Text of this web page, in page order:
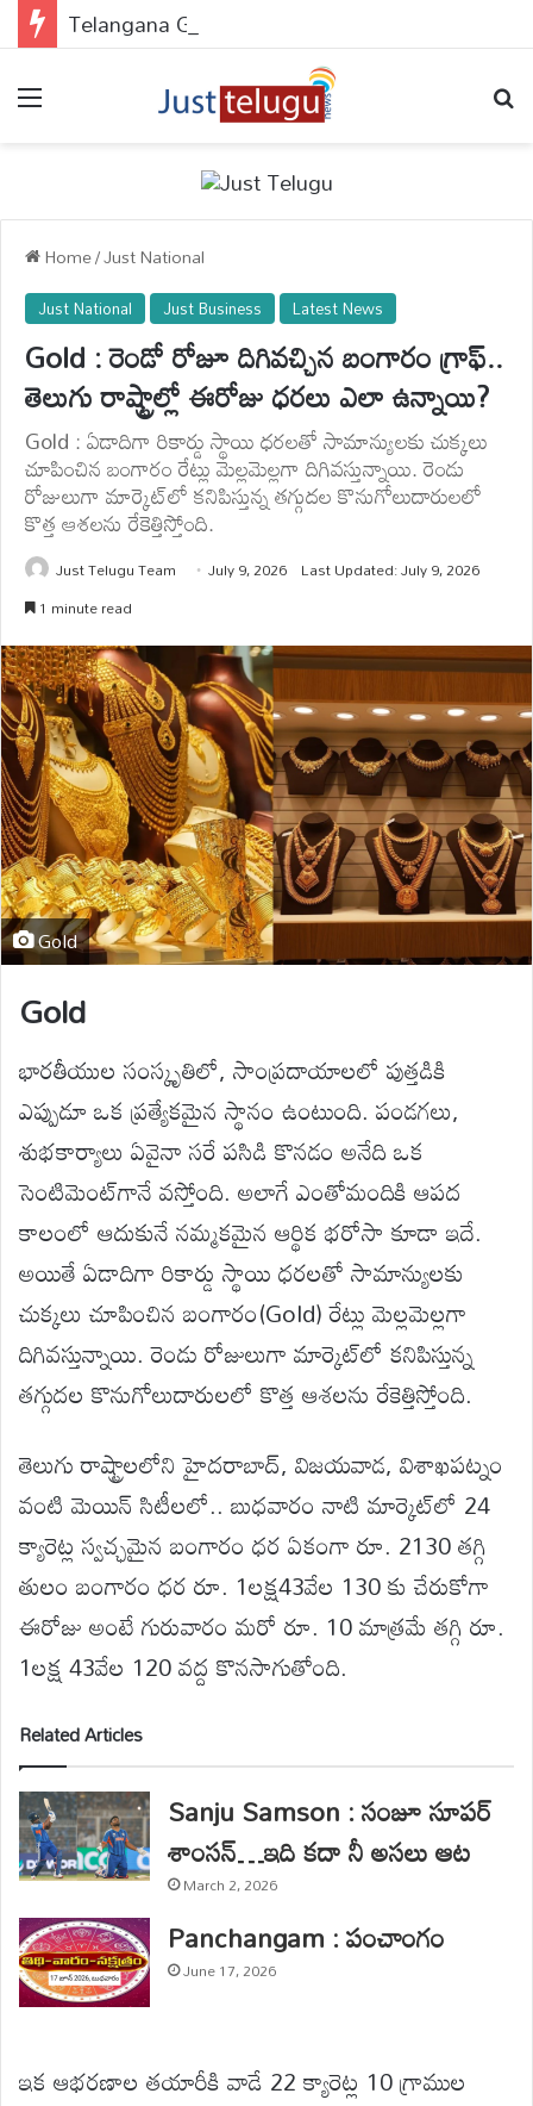
Home/Just National
Just National Just Business Latest News
Gold : రెండో రోజూ దిగివచ్చిన బంగారం గ్రాఫ్..
తెలుగు రాష్ట్రాల్లో ఈరోజు ధరలు ఎలా ఉన్నాయి?
Gold : ఏడాదిగా రికార్డు స్థాయి ధరలతో సామాన్యులకు చుక్కలు
చూపించిన బంగారం రేట్లు మెల్లమెల్లగా దిగివస్తున్నాయి. రెండు
రోజులుగా మార్కెట్‌లో కనిపిస్తున్న తగ్గుదల కొనుగోలుదారులలో
కొత్త ఆశలను రేకెత్తిస్తోంది.
Just Telugu Team July 9, 2026 Last Updated: July 9, 2026
1 minute read
Gold
Gold
భారతీయుల సంస్కృతిలో, సాంప్రదాయాలలో పుత్తడికి
ఎప్పుడూ ఒక ప్రత్యేకమైన స్థానం ఉంటుంది. పండగలు,
శుభకార్యాలు ఏవైనా సరే పసిడి కొనడం అనేది ఒక
సెంటిమెంట్‌గానే వస్తోంది. అలాగే ఎంతోమందికి ఆపద
కాలంలో ఆదుకునే నమ్మకమైన ఆర్థిక భరోసా కూడా ఇదే.
అయితే ఏడాదిగా రికార్డు స్థాయి ధరలతో సామాన్యులకు
చుక్కలు చూపించిన బంగారం(Gold) రేట్లు మెల్లమెల్లగా
దిగివస్తున్నాయి. రెండు రోజులుగా మార్కెట్‌లో కనిపిస్తున్న
తగ్గుదల కొనుగోలుదారులలో కొత్త ఆశలను రేకెత్తిస్తోంది.
తెలుగు రాష్ట్రాలలోని హైదరాబాద్, విజయవాడ, విశాఖపట్నం
వంటి మెయిన్ సిటీలలో.. బుధవారం నాటి మార్కెట్‌లో 24
క్యారెట్ల స్వచ్ఛమైన బంగారం ధర ఏకంగా రూ. 2130 తగ్గి
తులం బంగారం ధర రూ. 1లక్ష43వేల 130 కు చేరుకోగా
ఈరోజు అంటే గురువారం మరో రూ. 10 మాత్రమే తగ్గి రూ.
1లక్ష 43వేల 120 వద్ద కొనసాగుతోంది.
Related Articles
Sanju Samson : సంజూ సూపర్
శాంసన్…ఇది కదా నీ అసలు ఆట
March 2, 2026
Panchangam : పంచాంగం
June 17, 2026
ఇక ఆభరణాల తయారీకి వాడే 22 క్యారెట్ల 10 గ్రాముల